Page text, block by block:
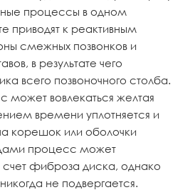
процессы в одном
приводят к реактивным
смежных позвонков и
в результате чего
всего позвоночного столба.
может вовлекаться желтая
времени уплотняется и
корешок или оболочки
процесс может
счет фиброза диска, однако
не подвергается.